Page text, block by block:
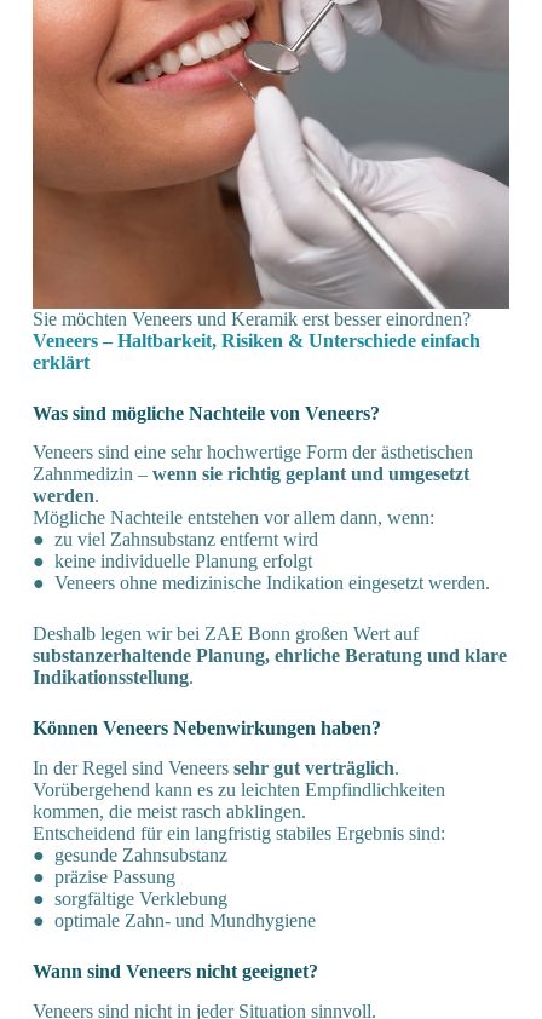
Sie möchten Veneers und Keramik erst besser einordnen?
Veneers – Haltbarkeit, Risiken & Unterschiede einfach
erklärt
Was sind mögliche Nachteile von Veneers?
Veneers sind eine sehr hochwertige Form der ästhetischen
Zahnmedizin – wenn sie richtig geplant und umgesetzt
werden.
Mögliche Nachteile entstehen vor allem dann, wenn:
● zu viel Zahnsubstanz entfernt wird
● keine individuelle Planung erfolgt
● Veneers ohne medizinische Indikation eingesetzt werden.
Deshalb legen wir bei ZAE Bonn großen Wert auf
substanzerhaltende Planung, ehrliche Beratung und klare
Indikationsstellung.
Können Veneers Neben­wirkungen haben?
In der Regel sind Veneers sehr gut verträglich.
Vorübergehend kann es zu leichten Empfindlichkeiten
kommen, die meist rasch abklingen.
Entscheidend für ein langfristig stabiles Ergebnis sind:
● gesunde Zahnsubstanz
● präzise Passung
● sorgfältige Verklebung
● optimale Zahn- und Mundhygiene
Wann sind Veneers nicht geeignet?
Veneers sind nicht in jeder Situation sinnvoll.